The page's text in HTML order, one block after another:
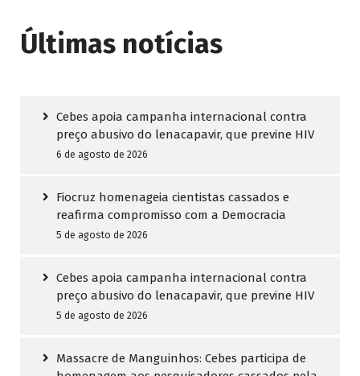
Últimas notícias
Cebes apoia campanha internacional contra
preço abusivo do lenacapavir, que previne HIV
6 de agosto de 2026
Fiocruz homenageia cientistas cassados e
reafirma compromisso com a Democracia
5 de agosto de 2026
Cebes apoia campanha internacional contra
preço abusivo do lenacapavir, que previne HIV
5 de agosto de 2026
Massacre de Manguinhos: Cebes participa de